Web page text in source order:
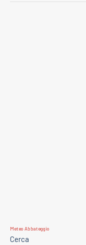
Meteo Abbateggio
Cerca